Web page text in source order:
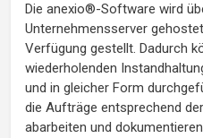
Die anexio®-Software wird
Unternehmensserver
Verfügung gestellt. Dadurch
wiederholenden
und in gleicher Form
die Aufträge entsprechend
abarbeiten und